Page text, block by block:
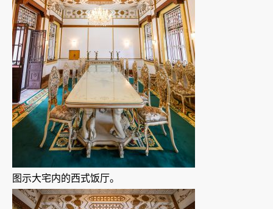
图示大宅内的西式饭厅。